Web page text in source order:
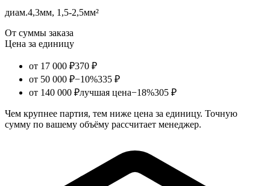
диам.4,3мм, 1,5-2,5мм²
От суммы заказа
Цена за единицу
от 17 000 ₽370 ₽
от 50 000 ₽−10%335 ₽
от 140 000 ₽лучшая цена−18%305 ₽
Чем крупнее партия, тем ниже цена за единицу. Точную
сумму по вашему объёму рассчитает менеджер.